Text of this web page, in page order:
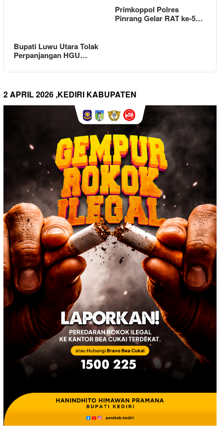
Bupati Luwu Utara Tolak
Perpanjangan HGU…
Primkoppol Polres
Pinrang Gelar RAT ke-5…
2 APRIL 2026 ,KEDIRI KABUPATEN